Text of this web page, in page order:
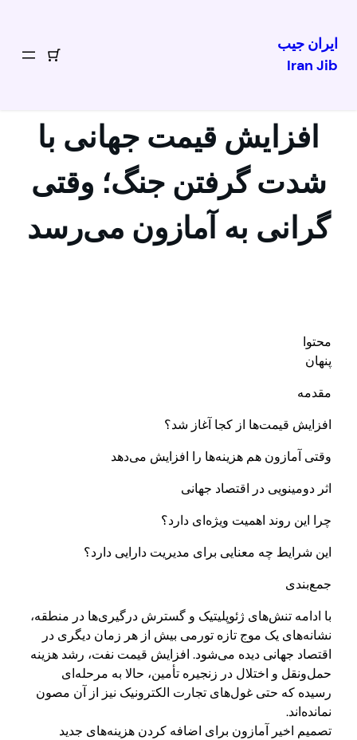
رفتن
ایران جیب
Iran Jib
افزایش قیمت جهانی با
شدت گرفتن جنگ؛ وقتی
گرانی به آمازون می‌رسد
محتوا
پنهان
مقدمه
افزایش قیمت‌ها از کجا آغاز شد؟
وقتی آمازون هم هزینه‌ها را افزایش می‌دهد
اثر دومینویی در اقتصاد جهانی
چرا این روند اهمیت ویژه‌ای دارد؟
این شرایط چه معنایی برای مدیریت دارایی دارد؟
جمع‌بندی
با ادامه تنش‌های ژئوپلیتیک و گسترش درگیری‌ها در منطقه،
نشانه‌های یک موج تازه تورمی بیش از هر زمان دیگری در
اقتصاد جهانی دیده می‌شود. افزایش قیمت نفت، رشد هزینه
حمل‌ونقل و اختلال در زنجیره تأمین، حالا به مرحله‌ای
رسیده که حتی غول‌های تجارت الکترونیک نیز از آن مصون
نمانده‌اند.
تصمیم اخیر آمازون برای اضافه کردن هزینه‌های جدید